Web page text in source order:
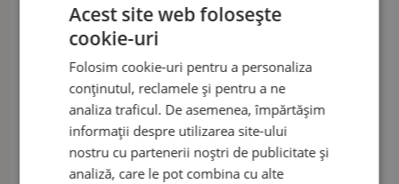
Acest site web folosește
cookie-uri
Folosim cookie-uri pentru a personaliza
conținutul, reclamele și pentru a ne
analiza traficul. De asemenea, împărtășim
informații despre utilizarea site-ului
nostru cu partenerii noștri de publicitate și
analiză, care le pot combina cu alte